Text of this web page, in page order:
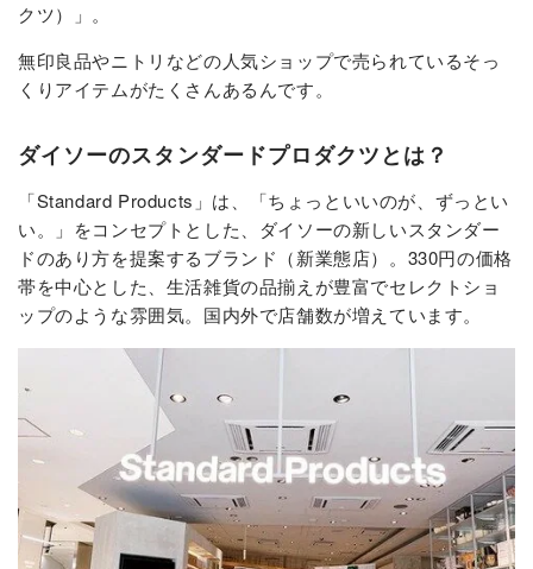
クツ）」。
無印良品やニトリなどの人気ショップで売られているそっ
くりアイテムがたくさんあるんです。
ダイソーのスタンダードプロダクツとは？
「Standard Products」は、「ちょっといいのが、ずっとい
い。」をコンセプトとした、ダイソーの新しいスタンダー
ドのあり方を提案するブランド（新業態店）。330円の価格
帯を中心とした、生活雑貨の品揃えが豊富でセレクトショ
ップのような雰囲気。国内外で店舗数が増えています。